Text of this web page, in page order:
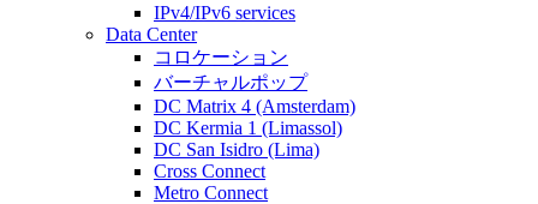
IPv4/IPv6 services
Data Center
コロケーション
バーチャルポップ
DC Matrix 4 (Amsterdam)
DC Kermia 1 (Limassol)
DC San Isidro (Lima)
Cross Connect
Metro Connect